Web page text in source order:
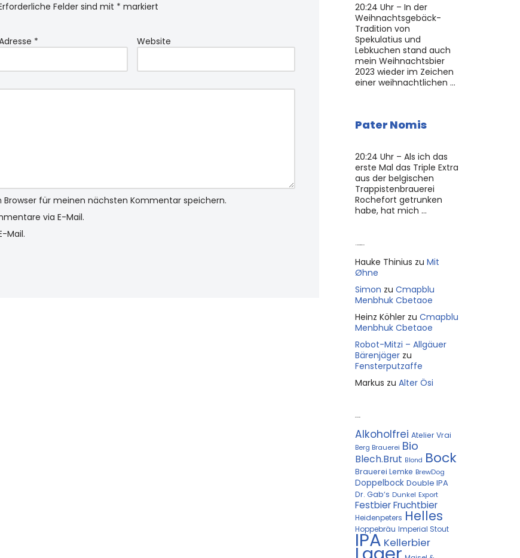
Felder sind mit * markiert
* Website
für meinen nächsten Kommentar speichern.
via E-Mail.
Mail.
20:24 Uhr – In der
Weihnachtsgebäck-
Tradition von
Spekulatius und
Lebkuchen stand auch
mein Weihnachtsbier
2023 wieder im Zeichen
einer weihnachtlichen …
Pater Nomis
20:24 Uhr – Als ich das
erste Mal das Triple Extra
aus der belgischen
Trappistenbrauerei
Rochefort getrunken
habe, hat mich …
Hauke Thinius zu Mit
Øhne
Simon zu Cmapblu
Menbhuk Cbetaoe
Heinz Köhler zu Cmapblu
Menbhuk Cbetaoe
Robot-Mitzi – Allgäuer
Bärenjäger zu
Fensterputzaffe
Markus zu Alter Ösi
Alkoholfrei Atelier Vrai
Berg Brauerei Bio
Blech.Brut Blond Bock
Brauerei Lemke BrewDog
Doppelbock Double IPA
Dr. Gab‘s Dunkel Export
FestbierFruchtbier
Heidenpeters Helles
Hoppebräu Imperial Stout
IPA Kellerbier